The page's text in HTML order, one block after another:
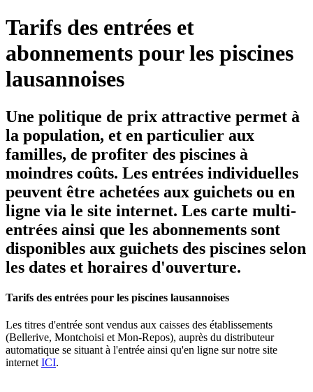
Tarifs des entrées et
abonnements pour les piscines
lausannoises
Une politique de prix attractive permet à
la population, et en particulier aux
familles, de profiter des piscines à
moindres coûts. Les entrées individuelles
peuvent être achetées aux guichets ou en
ligne via le site internet. Les carte multi-
entrées ainsi que les abonnements sont
disponibles aux guichets des piscines selon
les dates et horaires d'ouverture.
Tarifs des entrées pour les piscines lausannoises
Les titres d'entrée sont vendus aux caisses des établissements
(Bellerive, Montchoisi et Mon-Repos), auprès du distributeur
automatique se situant à l'entrée ainsi qu'en ligne sur notre site
internet ICI.